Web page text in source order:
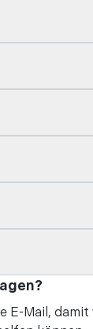
E-Mail , damit